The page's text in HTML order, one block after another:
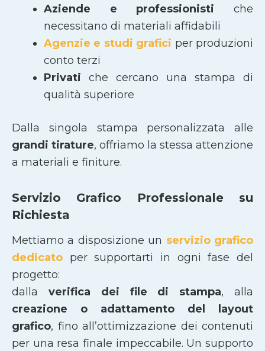
Aziende e professionisti che
necessitano di materiali affidabili
Agenzie e studi grafici per produzioni
conto terzi
Privati che cercano una stampa di
qualità superiore
Dalla singola stampa personalizzata alle
grandi tirature, offriamo la stessa attenzione
a materiali e finiture.
Servizio Grafico Professionale su
Richiesta
Mettiamo a disposizione un servizio grafico
dedicato per supportarti in ogni fase del
progetto:
dalla verifica dei file di stampa, alla
creazione o adattamento del layout
grafico, fino all’ottimizzazione dei contenuti
per una resa finale impeccabile. Un supporto